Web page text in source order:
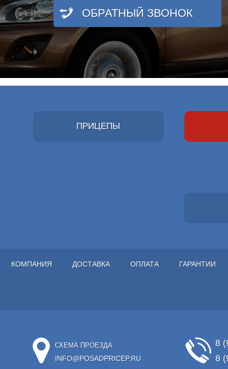
ОБРАТНЫЙ ЗВОНОК
ПРИЦЕПЫ
КОМПАНИЯ ДОСТАВКА ОПЛАТА ГАРАНТИИ
СХЕМА ПРОЕЗДА
INFO@POSADPRICEP.RU
8
8